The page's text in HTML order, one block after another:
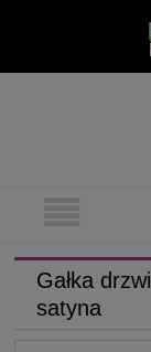
Gałka
satyna